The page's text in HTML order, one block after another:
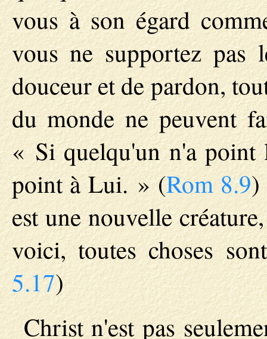
vous à son égard
vous ne supportez pas
douceur et de pardon,
du monde ne peuvent
« Si quelqu'un n'a point
point à Lui. » (Rom 8.9)
est une nouvelle
voici, toutes choses
5.17)
Christ n'est pas